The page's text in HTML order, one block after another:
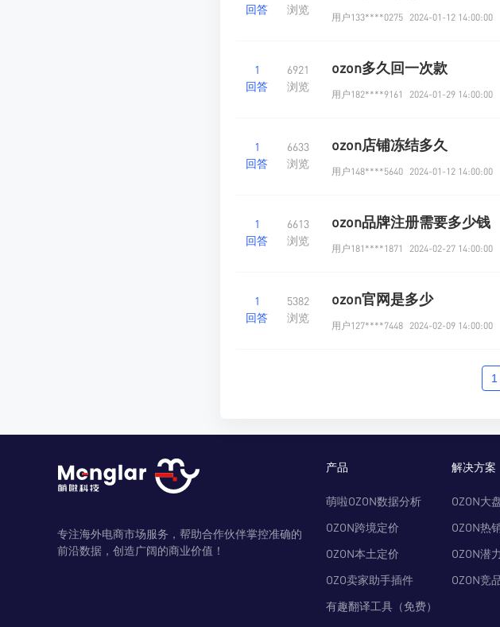
回答
浏览
用户133****0275 2024-01-12 14:00:00
1
回答
6921
浏览
ozon多久回一次款
用户182****9161 2024-01-29 14:00:00
1
回答
6633
浏览
ozon店铺冻结多久
用户148****5640 2024-01-12 14:00:00
1
回答
6613
浏览
ozon品牌注册需要多少钱
用户181****1871 2024-02-27 14:00:00
1
回答
5382
浏览
ozon官网是多少
用户127****7448 2024-02-09 14:00:00
1
专注海外电商市场服务，帮助合作伙伴掌控准确的
前沿数据，创造广阔的商业价值！
产品
萌啦OZON数据分析
OZON跨境定价
OZON本土定价
OZO卖家助手插件
有趣翻译工具（免费）
解决方案
OZON大
OZON热
OZON潜
OZON竞